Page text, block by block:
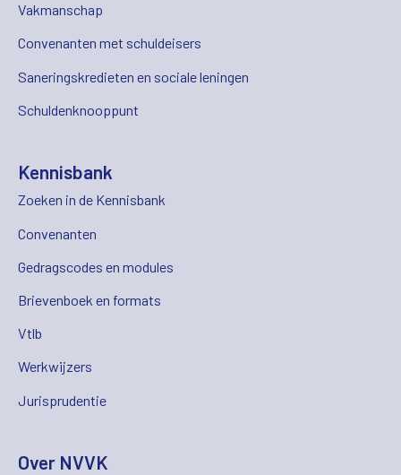
Vakmanschap
Convenanten met schuldeisers
Saneringskredieten en sociale leningen
Schuldenknooppunt
Kennisbank
Zoeken in de Kennisbank
Convenanten
Gedragscodes en modules
Brievenboek en formats
Vtlb
Werkwijzers
Jurisprudentie
Over NVVK